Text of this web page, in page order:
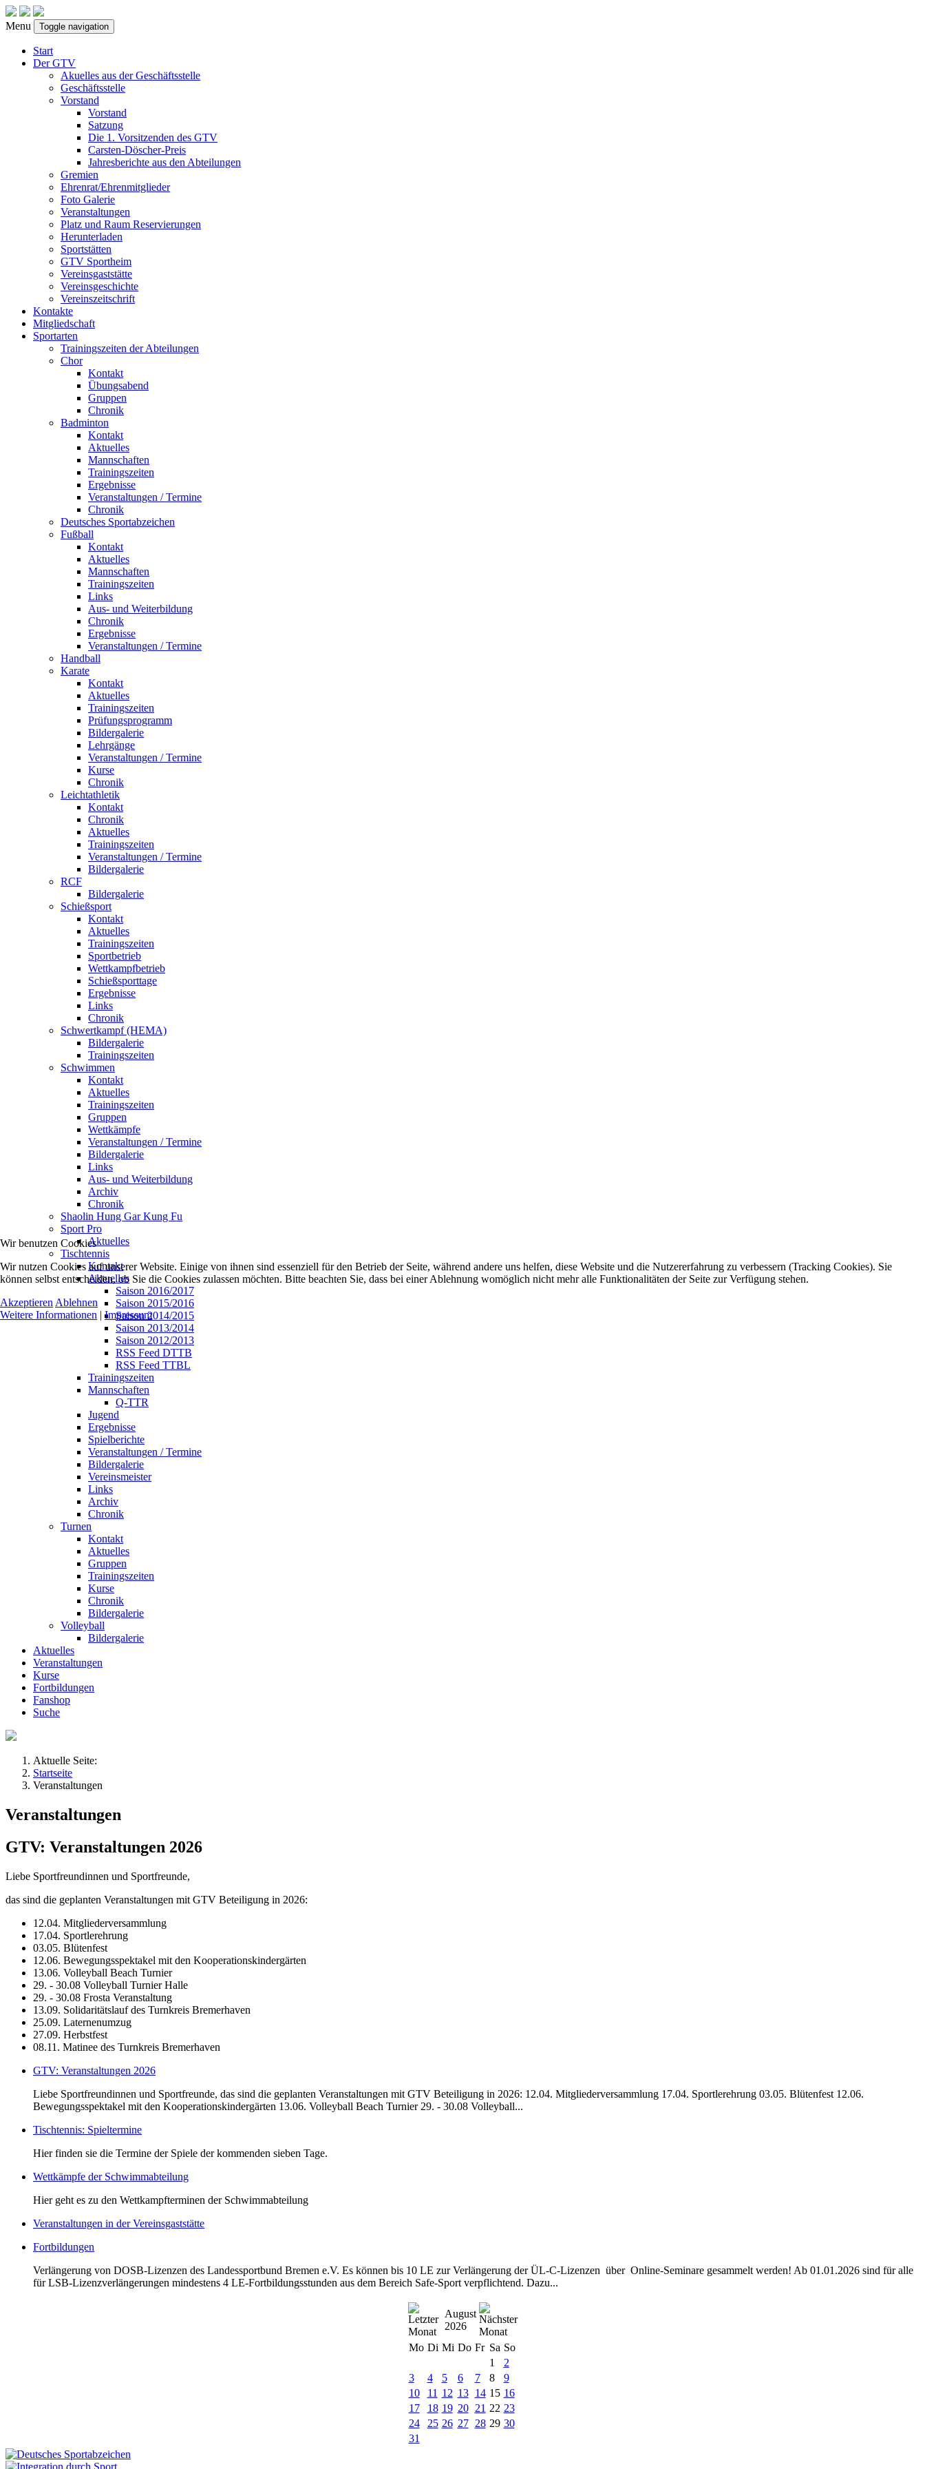
Menu Toggle navigation
Start
Der GTV
Akuelles aus der Geschäftsstelle
Geschäftsstelle
Vorstand
Vorstand
Satzung
Die 1. Vorsitzenden des GTV
Carsten-Döscher-Preis
Jahresberichte aus den Abteilungen
Gremien
Ehrenrat/Ehrenmitglieder
Foto Galerie
Veranstaltungen
Platz und Raum Reservierungen
Herunterladen
Sportstätten
GTV Sportheim
Vereinsgaststätte
Vereinsgeschichte
Vereinszeitschrift
Kontakte
Mitgliedschaft
Sportarten
Trainingszeiten der Abteilungen
Chor
Kontakt
Übungsabend
Gruppen
Chronik
Badminton
Kontakt
Aktuelles
Mannschaften
Trainingszeiten
Ergebnisse
Veranstaltungen / Termine
Chronik
Deutsches Sportabzeichen
Fußball
Kontakt
Aktuelles
Mannschaften
Trainingszeiten
Links
Aus- und Weiterbildung
Chronik
Ergebnisse
Veranstaltungen / Termine
Handball
Karate
Kontakt
Aktuelles
Trainingszeiten
Prüfungsprogramm
Bildergalerie
Lehrgänge
Veranstaltungen / Termine
Kurse
Chronik
Leichtathletik
Kontakt
Chronik
Aktuelles
Trainingszeiten
Veranstaltungen / Termine
Bildergalerie
RCF
Bildergalerie
Schießsport
Kontakt
Aktuelles
Trainingszeiten
Sportbetrieb
Wettkampfbetrieb
Schießsporttage
Ergebnisse
Links
Chronik
Schwertkampf (HEMA)
Bildergalerie
Trainingszeiten
Schwimmen
Kontakt
Aktuelles
Trainingszeiten
Gruppen
Wettkämpfe
Veranstaltungen / Termine
Bildergalerie
Links
Aus- und Weiterbildung
Archiv
Chronik
Shaolin Hung Gar Kung Fu
Sport Pro
Aktuelles
Tischtennis
Kontakt
Aktuelles
Saison 2016/2017
Saison 2015/2016
Saison 2014/2015
Saison 2013/2014
Saison 2012/2013
RSS Feed DTTB
RSS Feed TTBL
Trainingszeiten
Mannschaften
Q-TTR
Jugend
Ergebnisse
Spielberichte
Veranstaltungen / Termine
Bildergalerie
Vereinsmeister
Links
Archiv
Chronik
Turnen
Kontakt
Aktuelles
Gruppen
Trainingszeiten
Kurse
Chronik
Bildergalerie
Volleyball
Bildergalerie
Aktuelles
Veranstaltungen
Kurse
Fortbildungen
Fanshop
Suche
Aktuelle Seite:
Startseite
Veranstaltungen
Veranstaltungen
GTV: Veranstaltungen 2026
Liebe Sportfreundinnen und Sportfreunde,
das sind die geplanten Veranstaltungen mit GTV Beteiligung in 2026:
12.04. Mitgliederversammlung
17.04. Sportlerehrung
03.05. Blütenfest
12.06. Bewegungsspektakel mit den Kooperationskindergärten
13.06. Volleyball Beach Turnier
29. - 30.08 Volleyball Turnier Halle
29. - 30.08 Frosta Veranstaltung
13.09. Solidaritätslauf des Turnkreis Bremerhaven
25.09. Laternenumzug
27.09. Herbstfest
08.11. Matinee des Turnkreis Bremerhaven
GTV: Veranstaltungen 2026
Liebe Sportfreundinnen und Sportfreunde, das sind die geplanten Veranstaltungen mit GTV Beteiligung in 2026: 12.04. Mitgliederversammlung 17.04. Sportlerehrung 03.05. Blütenfest 12.06.
Bewegungsspektakel mit den Kooperationskindergärten 13.06. Volleyball Beach Turnier 29. - 30.08 Volleyball...
Tischtennis: Spieltermine
Hier finden sie die Termine der Spiele der kommenden sieben Tage.
Wettkämpfe der Schwimmabteilung
Hier geht es zu den Wettkampfterminen der Schwimmabteilung
Veranstaltungen in der Vereinsgaststätte
Fortbildungen
Verlängerung von DOSB-Lizenzen des Landessportbund Bremen e.V. Es können bis 10 LE zur Verlängerung der ÜL-C-Lizenzen über Online-Seminare gesammelt werden! Ab 01.01.2026 sind für alle
für LSB-Lizenzverlängerungen mindestens 4 LE-Fortbildungsstunden aus dem Bereich Safe-Sport verpflichtend. Dazu...
August
2026
Mo Di Mi Do Fr Sa So
1
2
3
4 5 6 7 8
9
10
11 12 13 14 15 16
17
18 19 20 21 22 23
24
25 26 27 28 29 30
31
Wir benutzen Cookies
Wir nutzen Cookies auf unserer Website. Einige von ihnen sind essenziell für den Betrieb der Seite, während andere uns helfen, diese Website und die Nutzererfahrung zu verbessern (Tracking Cookies). Sie
können selbst entscheiden, ob Sie die Cookies zulassen möchten. Bitte beachten Sie, dass bei einer Ablehnung womöglich nicht mehr alle Funktionalitäten der Seite zur Verfügung stehen.
Akzeptieren Ablehnen
Weitere Informationen | Impressum